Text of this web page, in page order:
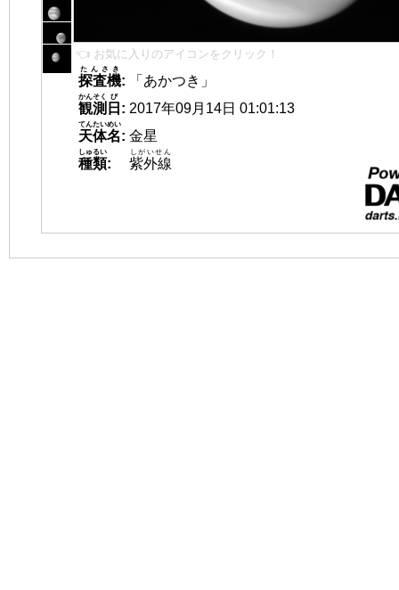
👈 お気に入りのアイコンをクリック！
探査機
たんさき
:
「あかつき」
観測
かんそく
日
び
: 2017年09月14日 01:01:13
天体名
てんたいめい
: 金星
種類
しゅるい
: 紫外線
しがいせん